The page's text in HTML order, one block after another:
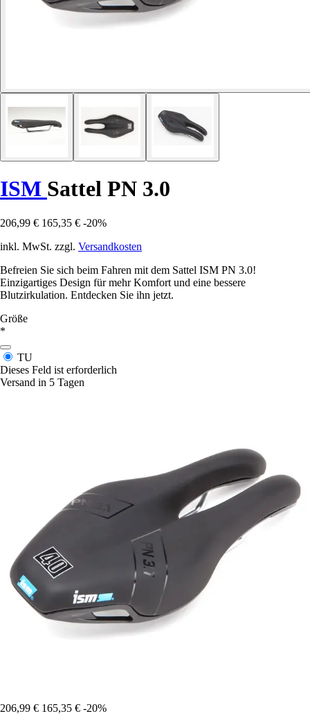
ISM Sattel PN 3.0
206,99 € 165,35 € -20%
inkl. MwSt. zzgl. Versandkosten
Befreien Sie sich beim Fahren mit dem Sattel ISM PN 3.0!
Einzigartiges Design für mehr Komfort und eine bessere
Blutzirkulation. Entdecken Sie ihn jetzt.
Größe
*
TU
Dieses Feld ist erforderlich
Versand in 5 Tagen
206,99 € 165,35 € -20%